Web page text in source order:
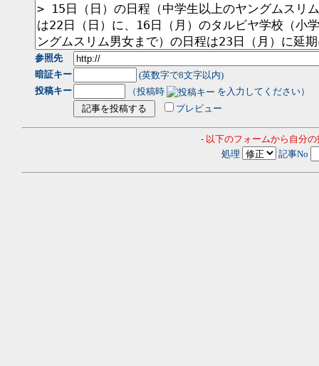
参照先
暗証キー
(英数字で8文字以内)
投稿キー
（投稿時
を入力してください）
プレビュー
- 以下のフォームから自分
処理
記事No